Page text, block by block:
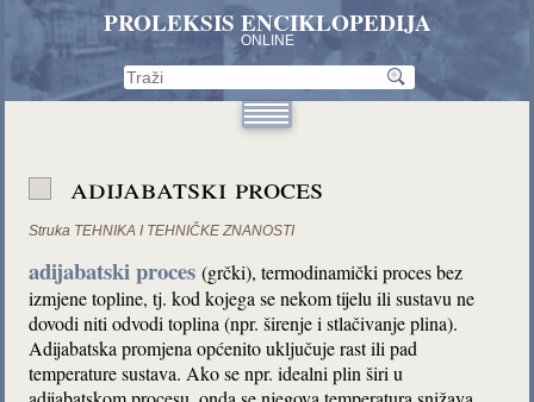
PROLEKSIS ENCIKLOPEDIJA
ONLINE
adijabatski proces
Struka TEHNIKA I TEHNIČKE ZNANOSTI
adijabatski proces(grčki), termodinamički proces bez
izmjene topline, tj. kod kojega se nekom tijelu ili sustavu ne
dovodi niti odvodi toplina (npr. širenje i stlačivanje plina).
Adijabatska promjena općenito uključuje rast ili pad
temperature sustava. Ako se npr. idealni plin širi u